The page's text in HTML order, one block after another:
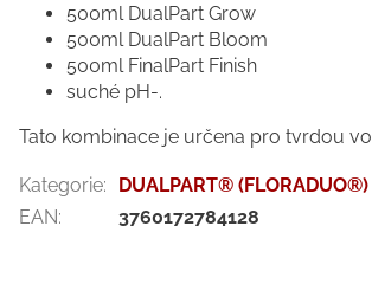
500ml DualPart Grow
500ml DualPart Bloom
500ml FinalPart Finish
suché pH-.
Tato kombinace je určena pro tvrdou
Kategorie:
DUALPART® (FLORADUO®)
EAN: 3760172784128